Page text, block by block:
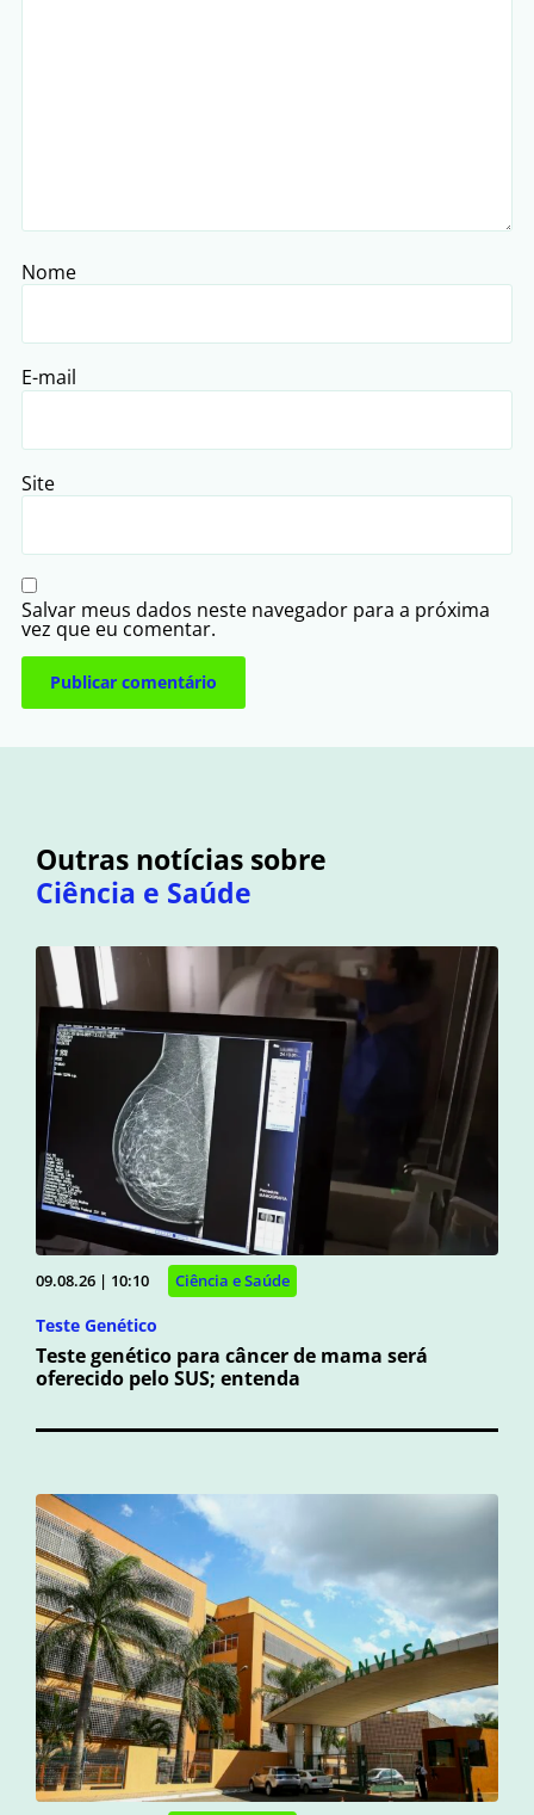
Nome
E-mail
Site
Salvar meus dados neste navegador para a próxima
vez que eu comentar.
Outras notícias sobre
Ciência e Saúde
09.08.26 | 10:10 Ciência e Saúde
Teste Genético
Teste genético para câncer de mama será
oferecido pelo SUS; entenda